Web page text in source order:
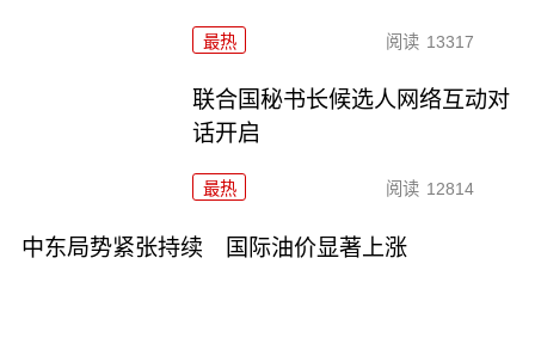
最热 阅读 13317
联合国秘书长候选人网络互动对
话开启
最热 阅读 12814
中东局势紧张持续 国际油价显著上涨